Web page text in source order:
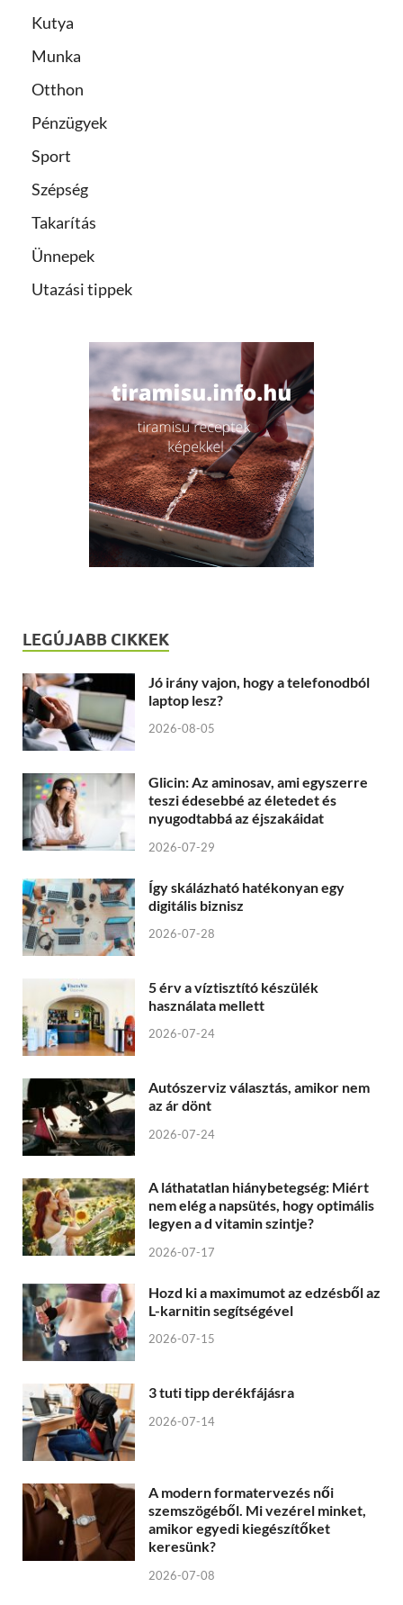
Kutya
Munka
Otthon
Pénzügyek
Sport
Szépség
Takarítás
Ünnepek
Utazási tippek
LEGÚJABB CIKKEK
Jó irány vajon, hogy a telefonodból
laptop lesz?
2026-08-05
Glicin: Az aminosav, ami egyszerre
teszi édesebbé az életedet és
nyugodtabbá az éjszakáidat
2026-07-29
Így skálázható hatékonyan egy
digitális biznisz
2026-07-28
5 érv a víztisztító készülék
használata mellett
2026-07-24
Autószerviz választás, amikor nem
az ár dönt
2026-07-24
A láthatatlan hiánybetegség: Miért
nem elég a napsütés, hogy optimális
legyen a d vitamin szintje?
2026-07-17
Hozd ki a maximumot az edzésből az
L-karnitin segítségével
2026-07-15
3 tuti tipp derékfájásra
2026-07-14
A modern formatervezés női
szemszögéből. Mi vezérel minket,
amikor egyedi kiegészítőket
keresünk?
2026-07-08